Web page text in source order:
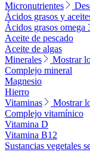
Micronutrientes
Ácidos grasos y
Ácidos grasos omega
Aceite de pescado
Aceite de algas
Minerales
Mostrar
Complejo mineral
Magnesio
Hierro
Vitaminas
Mostrar
Complejo vitamínico
Vitamina D
Vitamina B12
Sustancias vegetales